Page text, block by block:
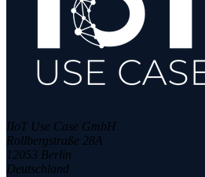
IIoT Use Case GmbH
Rollbergstraße 28A
12053 Berlin
Deutschland